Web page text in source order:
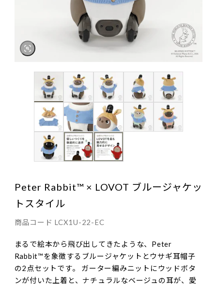
Peter Rabbit™ × LOVOT ブルージャケッ
トスタイル
商品コード LCX1U-22-EC
まるで絵本から飛び出してきたような、Peter
Rabbit™を象徴するブルージャケットとウサギ耳帽子
の2点セットです。 ガーター編みニットにウッドボタ
ンが付いた上着と、ナチュラルなベージュの耳が、愛